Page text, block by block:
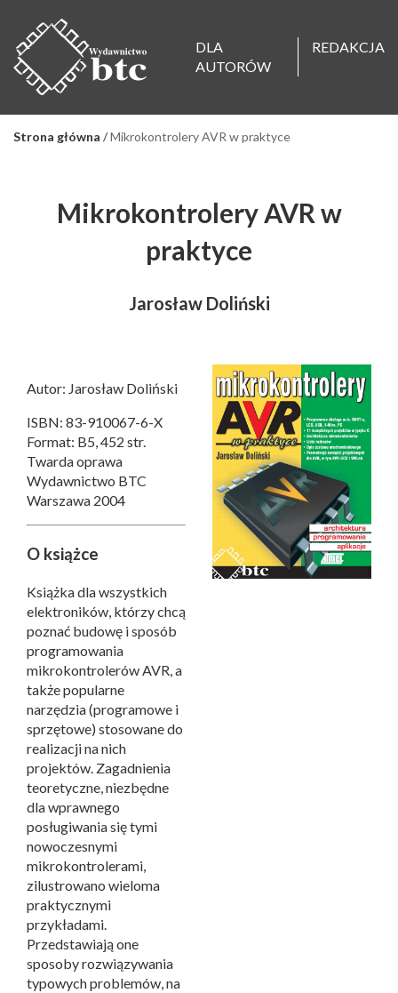
DLA
AUTORÓW
REDAKCJA
Strona główna /Mikrokontrolery AVR w praktyce
Mikrokontrolery AVR w
praktyce
Jarosław Doliński
Autor: Jarosław Doliński
ISBN: 83-910067-6-X
Format: B5, 452 str.
Twarda oprawa
Wydawnictwo BTC
Warszawa 2004
O książce
Książka dla wszystkich
elektroników, którzy chcą
poznać budowę i sposób
programowania
mikrokontrolerów AVR, a
także popularne
narzędzia (programowe i
sprzętowe) stosowane do
realizacji na nich
projektów. Zagadnienia
teoretyczne, niezbędne
dla wprawnego
posługiwania się tymi
nowoczesnymi
mikrokontrolerami,
zilustrowano wieloma
praktycznymi
przykładami.
Przedstawiają one
sposoby rozwiązywania
typowych problemów, na